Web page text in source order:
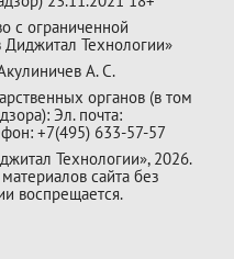
с ограниченной
Диджитал Технологии»
А. С.
органов (в том
Эл. почта:
+7(495) 633-57-57
Технологии», 2026.
сайта без
воспрещается.